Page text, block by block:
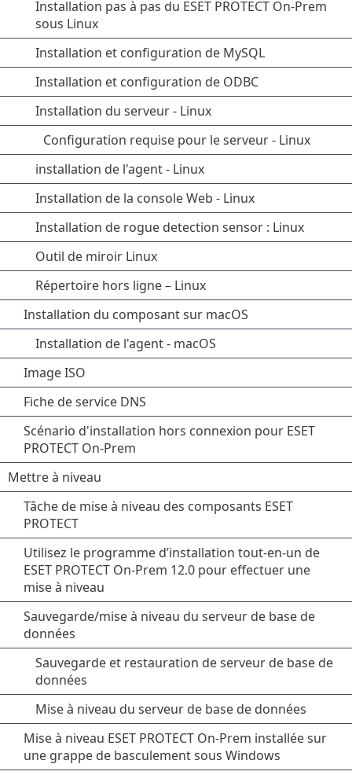
Installation pas à pas du ESET PROTECT On-Prem
sous Linux
Installation et configuration de MySQL
Installation et configuration de ODBC
Installation du serveur - Linux
Configuration requise pour le serveur - Linux
installation de l'agent - Linux
Installation de la console Web - Linux
Installation de rogue detection sensor : Linux
Outil de miroir Linux
Répertoire hors ligne – Linux
Installation du composant sur macOS
Installation de l'agent - macOS
Image ISO
Fiche de service DNS
Scénario d'installation hors connexion pour ESET
PROTECT On-Prem
Mettre à niveau
Tâche de mise à niveau des composants ESET
PROTECT
Utilisez le programme d’installation tout-en-un de
ESET PROTECT On-Prem 12.0 pour effectuer une
mise à niveau
Sauvegarde/mise à niveau du serveur de base de
données
Sauvegarde et restauration de serveur de base de
données
Mise à niveau du serveur de base de données
Mise à niveau ESET PROTECT On-Prem installée sur
une grappe de basculement sous Windows